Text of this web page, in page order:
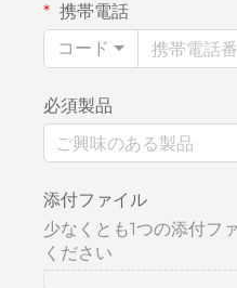
携帯電話
コード
必須製品
添付ファイル
少なくとも1つの添付フ
ください